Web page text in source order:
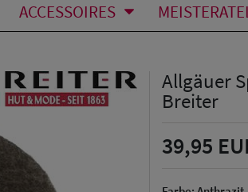
ACCESSOIRES
Allgäuer
Breiter
39,95